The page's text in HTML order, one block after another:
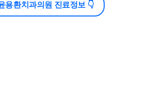
용환치과의원 진료정보 👇